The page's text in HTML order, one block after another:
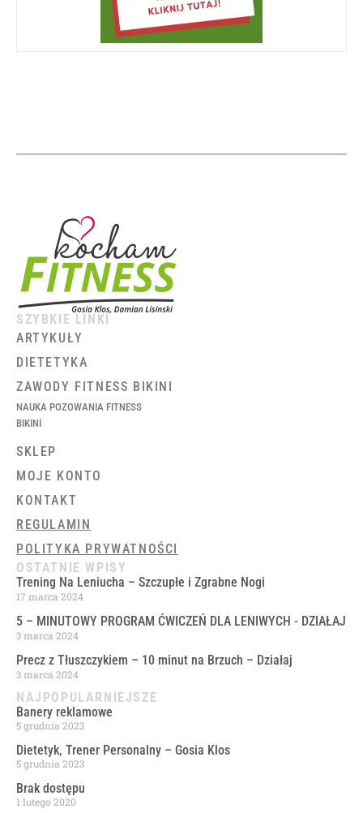
SZYBKIE LINKI
ARTYKUŁY
DIETETYKA
ZAWODY FITNESS BIKINI
NAUKA POZOWANIA FITNESS
BIKINI
SKLEP
MOJE KONTO
KONTAKT
REGULAMIN
POLITYKA PRYWATNOŚCI
OSTATNIE WPISY
Trening Na Leniucha – Szczupłe i Zgrabne Nogi
17 marca 2024
5 – MINUTOWY PROGRAM ĆWICZEŃ DLA LENIWYCH ​- DZIAŁAJ
3 marca 2024
Precz z Tłuszczykiem – 10 minut na Brzuch – Działaj
3 marca 2024
NAJPOPULARNIEJSZE
Banery reklamowe
5 grudnia 2023
Dietetyk, Trener Personalny – Gosia Klos
5 grudnia 2023
Brak dostępu
1 lutego 2020